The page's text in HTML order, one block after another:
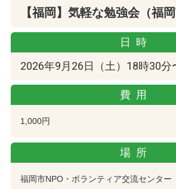
【福岡】気軽な勉強会（福
日時
2026年9月26日（土）18時30分
費用
1,000円
場所
福岡市NPO・ボランティア交流センタ